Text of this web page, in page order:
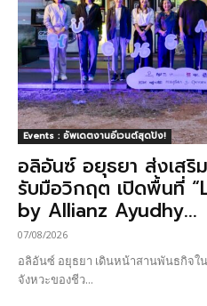
Events : อัพเดตงานอีเวนต์สุดปัง!
อลิอันซ์ อยุธยา ส่งเสริ
รับมือวิกฤต เปิดพื้นที่
by Allianz Ayudhy...
07/08/2026
อลิอันซ์ อยุธยา เดินหน้าสานพันธกิจใ
จังหวะของชีว...